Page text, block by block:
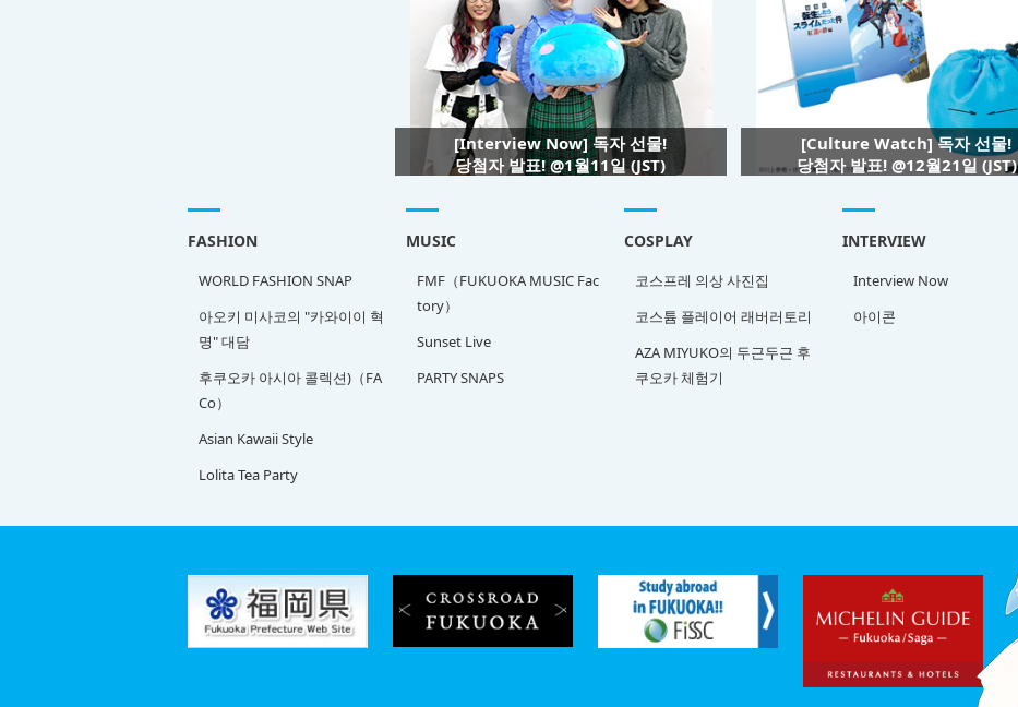
[Interview Now] 독자 선물!
당첨자 발표! @1월11일 (JST)
[Culture Watch] 독자 선물!
당첨자 발표! @12월21일 (JST)
FASHION
WORLD FASHION SNAP
아오키 미사코의 "카와이이 혁
명" 대담
후쿠오카 아시아 콜렉션)（FA
Co）
Asian Kawaii Style
Lolita Tea Party
MUSIC
FMF（FUKUOKA MUSIC Fac
tory）
Sunset Live
PARTY SNAPS
COSPLAY
코스프레 의상 사진집
코스튬 플레이어 래버러토리
AZA MIYUKO의 두근두근 후
쿠오카 체험기
INTERVIEW
Interview Now
아이콘